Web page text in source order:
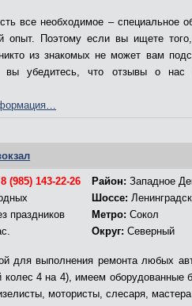
все необходимое – специальное
опыт. Поэтому если вы ищете
из знакомых не может вам
вы убедитесь, что отзывы о нас
8 (985) 143-22-26
праздников
Район: Западное
Шоссе:
Метро: Сокол
Округ: Северный
для выполнения ремонта любых
4 на 4), имеем оборудованные
мотористы, слесаря,